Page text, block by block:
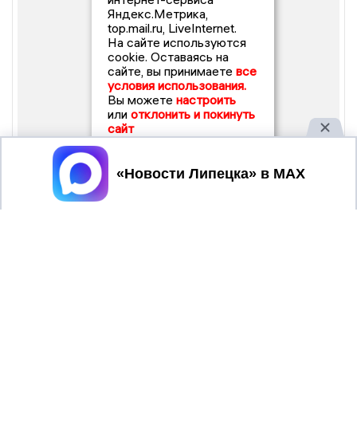
Яндекс.Метрика,
top.mail.ru, LiveInternet.
На сайте используются
cookie. Оставаясь на
сайте, вы принимаете все
условия использования.
Вы можете настроить
или отклонить и покинуть
сайт
Принять